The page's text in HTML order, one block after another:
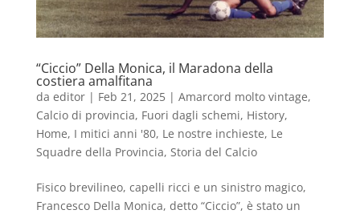
“Ciccio” Della Monica, il Maradona della
costiera amalfitana
da editor| Feb 21, 2025| Amarcord molto vintage,
Calcio di provincia, Fuori dagli schemi, History,
Home, I mitici anni '80, Le nostre inchieste, Le
Squadre della Provincia, Storia del Calcio
Fisico brevilineo, capelli ricci e un sinistro magico,
Francesco Della Monica, detto “Ciccio”, è stato un